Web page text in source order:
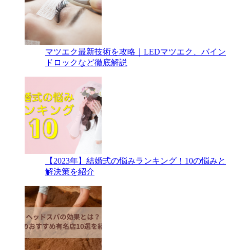
マツエク最新技術を攻略｜LEDマツエク、バイン
ドロックなど徹底解説
【2023年】結婚式の悩みランキング！10の悩みと
解決策を紹介